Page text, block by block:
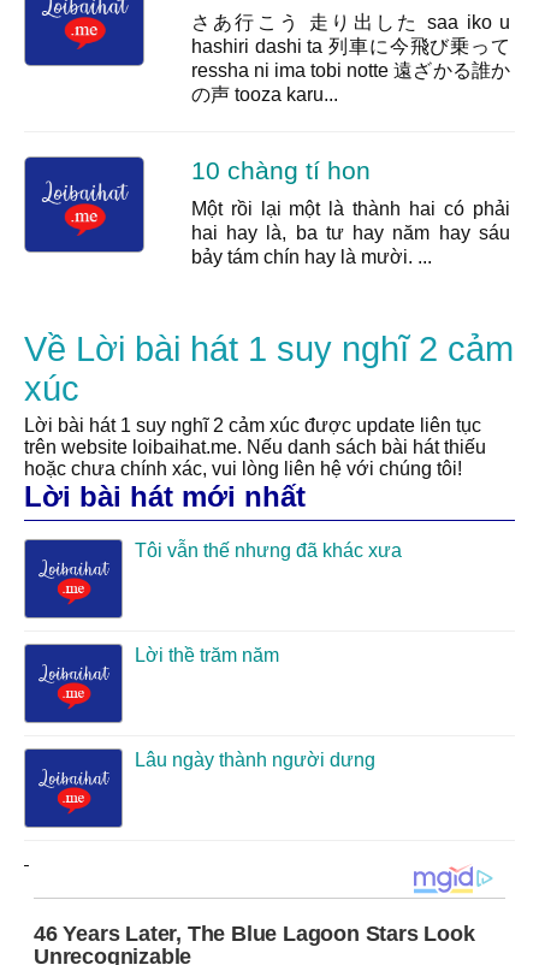
さあ行こう 走り出した saa iko u
hashiri dashi ta 列車に今飛び乗って
ressha ni ima tobi notte 遠ざかる誰か
の声 tooza karu...
10 chàng tí hon
Một rồi lại một là thành hai có phải
hai hay là, ba tư hay năm hay sáu
bảy tám chín hay là mười. ...
Về Lời bài hát 1 suy nghĩ 2 cảm
xúc
Lời bài hát 1 suy nghĩ 2 cảm xúc được update liên tục
trên website loibaihat.me. Nếu danh sách bài hát thiếu
hoặc chưa chính xác, vui lòng liên hệ với chúng tôi!
Lời bài hát mới nhất
Tôi vẫn thế nhưng đã khác xưa
Lời thề trăm năm
Lâu ngày thành người dưng